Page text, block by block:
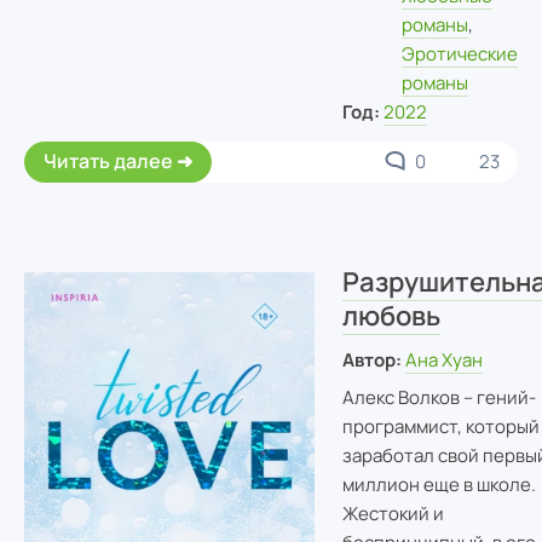
романы,
Эротические
романы
Год: 2022
Читать далее 0 23
любовь
Автор: Ана Хуан
Алекс Волков – гений-
программист, который
заработал свой
миллион еще в школе.
Жестокий и